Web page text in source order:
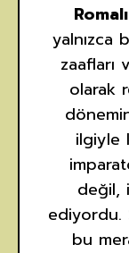
yalnızca
zaafları
olarak
ilgiyle
değil,
ediyordu.
bu